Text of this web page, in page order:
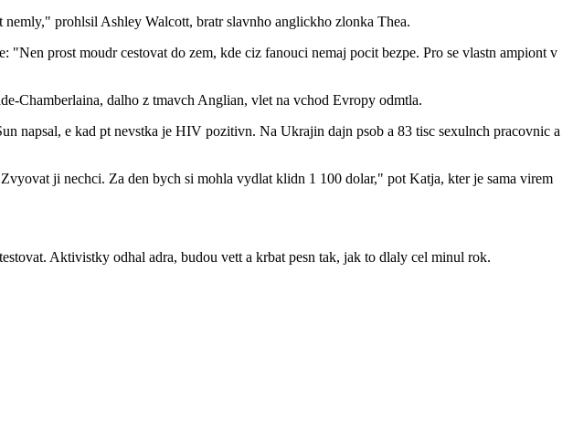
prohlsil Ashley Walcott, bratr slavnho anglickho zlonka Thea.
prost moudr cestovat do zem, kde ciz fanouci nemaj pocit bezpe. Pro se vlastn ampiont v
Chamberlaina, dalho z tmavch Anglian, vlet na vchod Evropy odmtla.
napsal, e kad pt nevstka je HIV pozitivn. Na Ukrajin dajn psob a 83 tisc sexulnch pracovnic a
ji nechci. Za den bych si mohla vydlat klidn 1 100 dolar," pot Katja, kter je sama virem
Aktivistky odhal adra, budou vett a krbat pesn tak, jak to dlaly cel minul rok.